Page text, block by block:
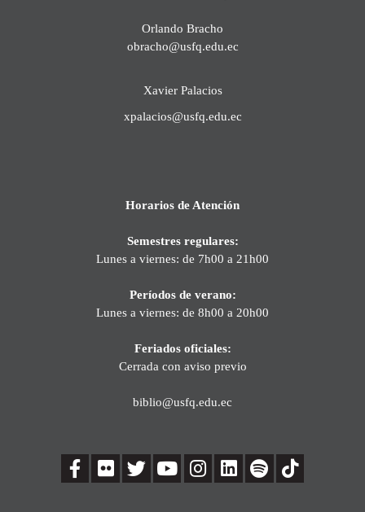
Orlando Bracho
obracho@usfq.edu.ec
Xavier Palacios
xpalacios@usfq.edu.ec
Horarios de Atención
Semestres regulares:
Lunes a viernes: de 7h00 a 21h00
Períodos de verano:
Lunes a viernes: de 8h00 a 20h00
Feriados oficiales:
Cerrada con aviso previo
biblio@usfq.edu.ec